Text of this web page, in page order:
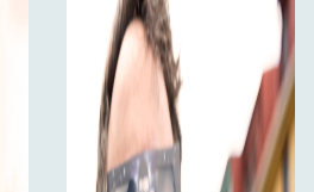
papīra un viegli pārstrādājams
infrasarkano un 99%